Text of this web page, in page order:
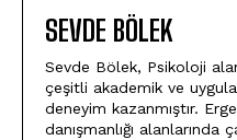
SEVDE BÖLEK
Sevde Bölek, Psikoloji
çeşitli akademik ve
deneyim kazanmıştır.
danışmanlığı alanlarında